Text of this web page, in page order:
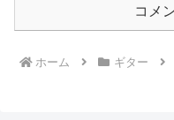
コメ
ホーム ギター